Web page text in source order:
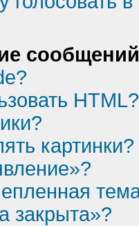
HTML?
картинки?
закрыта»?